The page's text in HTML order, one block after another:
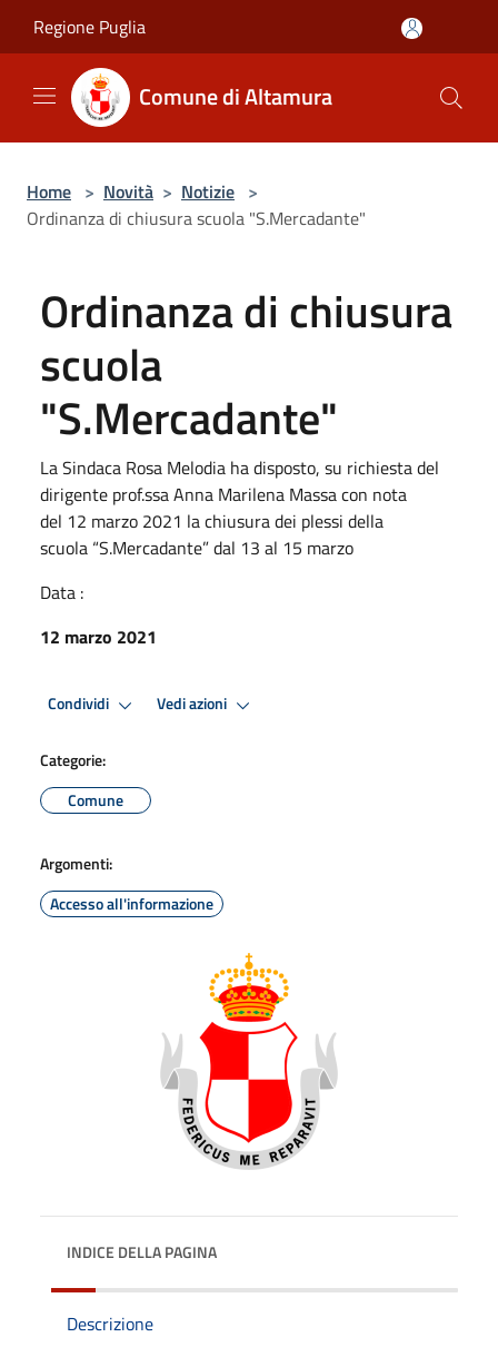
Regione Puglia
Comune di Altamura
Home > Novità > Notizie >
Ordinanza di chiusura scuola "S.Mercadante"
Ordinanza di chiusura
scuola
"S.Mercadante"
La Sindaca Rosa Melodia ha disposto, su richiesta del
dirigente prof.ssa Anna Marilena Massa con nota
del 12 marzo 2021 la chiusura dei plessi della
scuola “S.Mercadante” dal 13 al 15 marzo
Data :
12 marzo 2021
Condividi Vedi azioni
Categorie:
Comune
Argomenti:
Accesso all'informazione
INDICE DELLA PAGINA
Descrizione